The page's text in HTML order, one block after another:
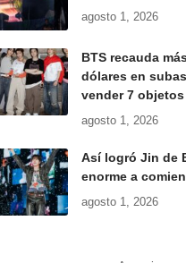
agosto 1, 2026
BTS recauda
dólares en
vender 7
agosto 1, 2026
Así logró Jin de
enorme a
agosto 1, 2026